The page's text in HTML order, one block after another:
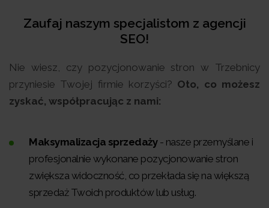
Zaufaj naszym specjalistom z agencji
SEO!
Nie wiesz, czy pozycjonowanie stron w Trzebnicy
przyniesie Twojej firmie korzyści? Oto, co możesz
zyskać, współpracując z nami:
Maksymalizacja sprzedaży- nasze przemyślane i
profesjonalnie wykonane pozycjonowanie stron
zwiększa widoczność, co przekłada się na większą
sprzedaż Twoich produktów lub usług.